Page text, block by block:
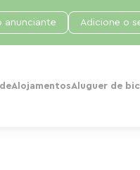
AlojamentosAluguer de
anunciante Adicione o